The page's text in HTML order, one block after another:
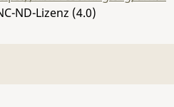
ND-Lizenz (4.0)